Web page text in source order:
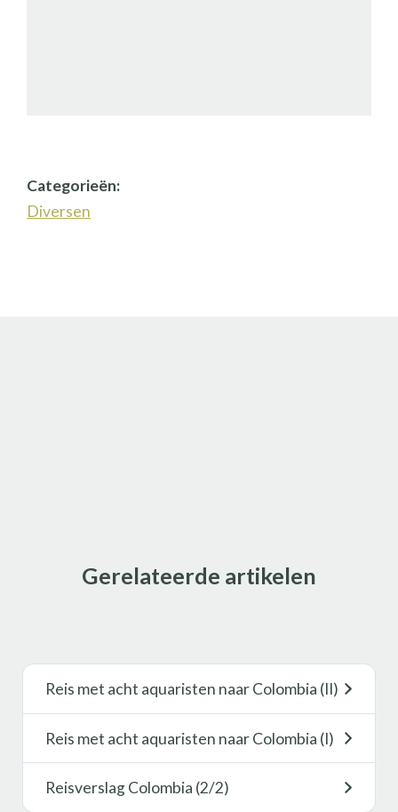
Categorieën:
Diversen
Gerelateerde artikelen
Reis met acht aquaristen naar Colombia (II)
Reis met acht aquaristen naar Colombia (I)
Reisverslag Colombia (2/2)